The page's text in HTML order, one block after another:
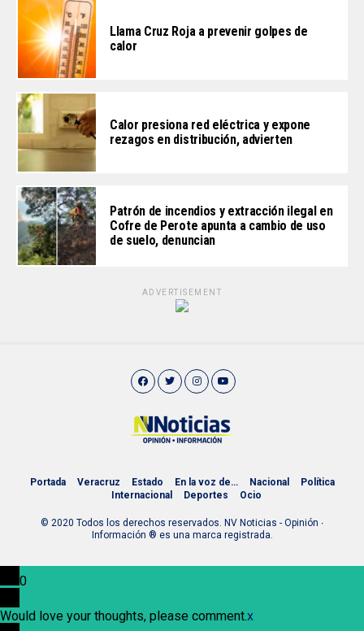
Llama Cruz Roja a prevenir golpes de
calor
Calor presiona red eléctrica y expone
rezagos en distribución, advierten
Patrón de incendios y extracción ilegal en
Cofre de Perote apunta a cambio de uso
de suelo, denuncian
ADVERTISEMENT
Portada Veracruz Estado En la voz de… Nacional
Política
Internacional
Deportes Ocio
© 2020 Todos los derechos reservados. NV Noticias - Opinión ∙
Información ® es una marca registrada.
0
Would love your thoughts, please comment.x